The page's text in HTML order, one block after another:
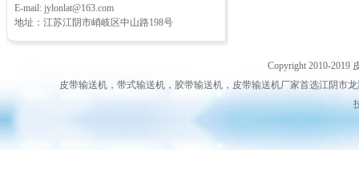
E-mail: jylonlat@163.com
地址：江苏江阴市峭岐区中山路198号
Copyright 2010-2019
皮带输送机，带式输送机，胶带输送机，皮带输送机厂家首选江阴市